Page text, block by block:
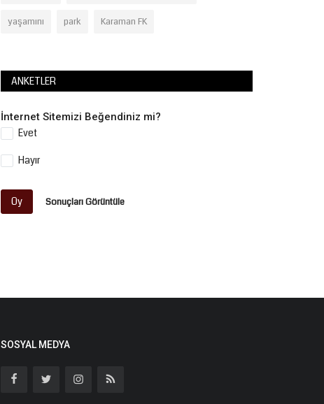
yaşamını park Karaman FK
ANKETLER
İnternet Sitemizi Beğendiniz mi?
Evet
Hayır
Oy Sonuçları Görüntüle
SOSYAL MEDYA